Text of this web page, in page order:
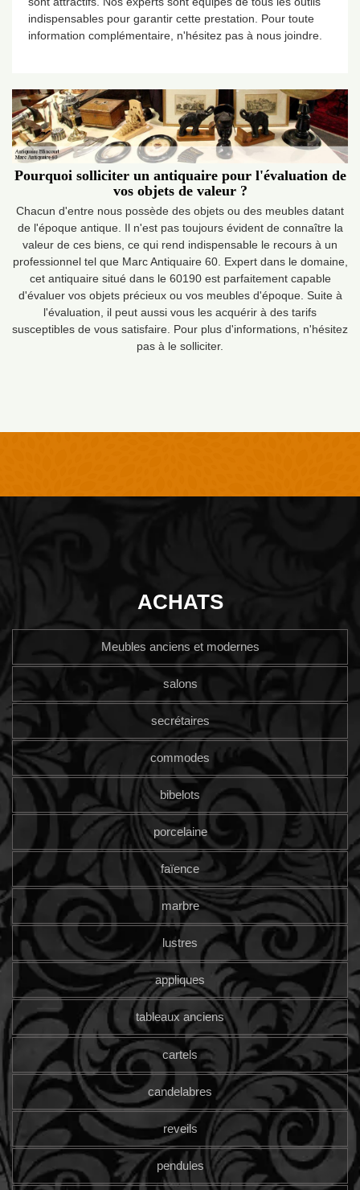
indispensables pour garantir cette prestation. Pour toute
information complémentaire, n'hésitez pas à nous joindre.
Pourquoi solliciter un antiquaire pour l'évaluation de
vos objets de valeur ?
Chacun d'entre nous possède des objets ou des meubles datant
de l'époque antique. Il n'est pas toujours évident de connaître la
valeur de ces biens, ce qui rend indispensable le recours à un
professionnel tel que Marc Antiquaire 60. Expert dans le domaine,
cet antiquaire situé dans le 60190 est parfaitement capable
d'évaluer vos objets précieux ou vos meubles d'époque. Suite à
l'évaluation, il peut aussi vous les acquérir à des tarifs
susceptibles de vous satisfaire. Pour plus d'informations, n'hésitez
pas à le solliciter.
ACHATS
Meubles anciens et modernes
salons
secrétaires
commodes
bibelots
porcelaine
faïence
marbre
lustres
appliques
tableaux anciens
cartels
candelabres
reveils
pendules